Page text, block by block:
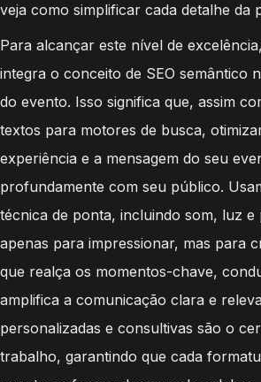
veja como simplificar cada detalhe da
Para alcançar este nível de
integra o conceito de SEO semântico
do evento. Isso significa que, assim
textos para motores de busca,
experiência e a mensagem do seu
profundamente com seu público.
técnica de ponta, incluindo som, luz e
apenas para impressionar, mas para
que realça os momentos-chave,
amplifica a comunicação clara e
personalizadas e consultivas são o
trabalho, garantindo que cada